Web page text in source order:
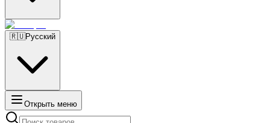
🇷🇺Русский
Открыть меню